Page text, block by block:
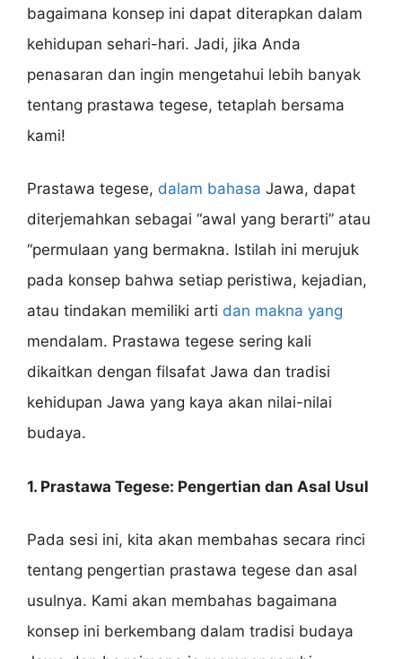
bagaimana konsep ini dapat diterapkan dalam
kehidupan sehari-hari. Jadi, jika Anda
penasaran dan ingin mengetahui lebih banyak
tentang prastawa tegese, tetaplah bersama
kami!
Prastawa tegese, dalam bahasa Jawa, dapat
diterjemahkan sebagai “awal yang berarti” atau
“permulaan yang bermakna. Istilah ini merujuk
pada konsep bahwa setiap peristiwa, kejadian,
atau tindakan memiliki arti dan makna yang
mendalam. Prastawa tegese sering kali
dikaitkan dengan filsafat Jawa dan tradisi
kehidupan Jawa yang kaya akan nilai-nilai
budaya.
1. Prastawa Tegese: Pengertian dan Asal Usul
Pada sesi ini, kita akan membahas secara rinci
tentang pengertian prastawa tegese dan asal
usulnya. Kami akan membahas bagaimana
konsep ini berkembang dalam tradisi budaya